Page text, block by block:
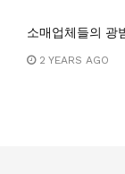
소매업체들의 광
2 YEARS AGO